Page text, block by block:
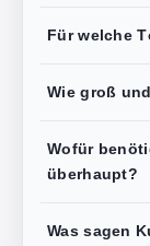
Für welche
Wie groß
Wofür
überhaupt?
Was sagen